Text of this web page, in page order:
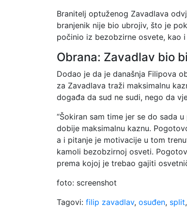
Branitelj optuženog Zavadlava
branjenik nije bio ubrojiv, što je
počinio iz bezobzirne osvete, kao
Obrana: Zavadlav bio
Dodao je da je današnja Filipova
za Zavadlava traži maksimalnu
događa da sud ne sudi, nego da
“Šokiran sam time jer se do sada
dobije maksimalnu kaznu.
a i pitanje je motivacije u tom
kamoli bezobzirnoj osveti.
prema kojoj je trebao gajiti
foto: screenshot
Tagovi: filip zavadlav, osuđen, split,